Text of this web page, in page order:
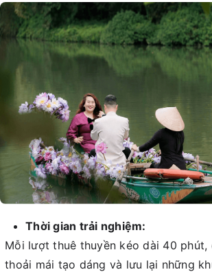
Thời gian trải nghiệm:
Mỗi lượt thuê thuyền kéo dài 40 phút,
thoải mái tạo dáng và lưu lại những